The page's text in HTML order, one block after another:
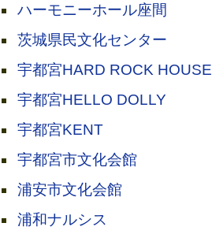
ハーモニーホール座間
茨城県民文化センター
宇都宮HARD ROCK HOUSE
宇都宮HELLO DOLLY
宇都宮KENT
宇都宮市文化会館
浦安市文化会館
浦和ナルシス